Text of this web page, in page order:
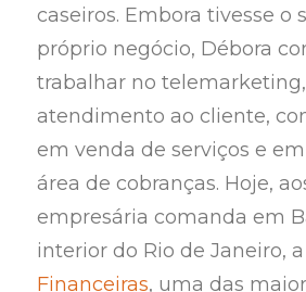
caseiros. Embora tivesse o
próprio negócio, Débora
trabalhar no
atendimento ao cliente,
em venda de serviços e
área de cobranças. Hoje,
empresária comanda em
interior do Rio de Janeiro,
Financeiras, uma das